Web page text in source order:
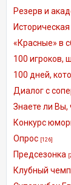
Резерв и
«Красные» в
100 игроков,
100 дней,
Диалог с
Знаете ли Вы,
Конкурс
Опрос [126]
Предсезонка
Клубный